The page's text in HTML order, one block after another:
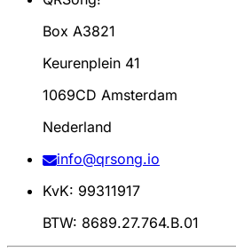
Box A3821
Keurenplein 41
1069CD Amsterdam
Nederland
info@qrsong.io
KvK: 99311917
BTW: 8689.27.764.B.01